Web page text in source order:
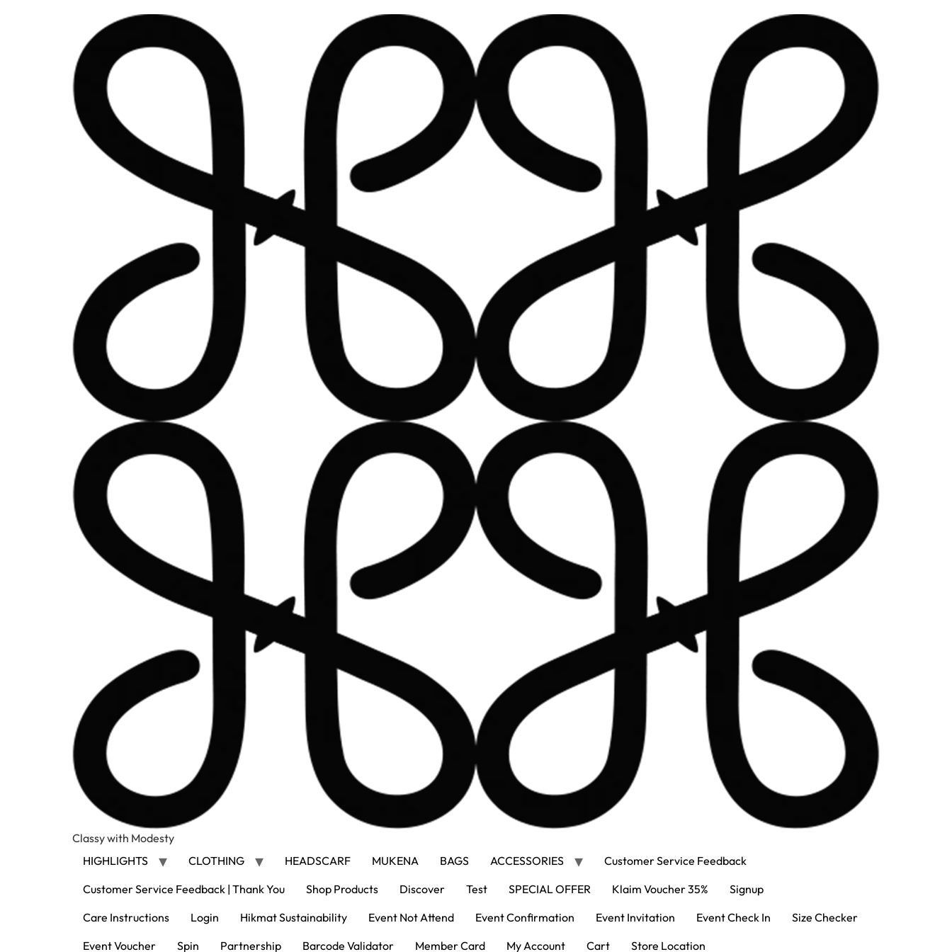
Classy with Modesty
HIGHLIGHTS
CLOTHING HEADSCARF MUKENA BAGS ACCESSORIES
Customer Service Feedback
Customer Service Feedback | Thank You
Shop Products Discover Test SPECIAL OFFER Klaim Voucher 35%
Signup
Care Instructions
Login Hikmat Sustainability Event Not Attend Event Confirmation Event Invitation Event Check In
Size Checker
Event Voucher
Spin Partnership Barcode Validator Member Card My Account Cart Store Location